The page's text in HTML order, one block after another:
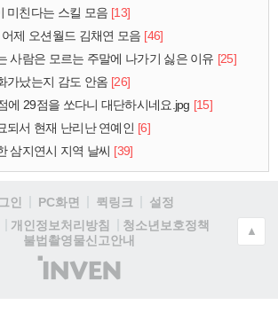
미친다는 스킬 모음 [13]
어제 오션월드 김채연 모음 [46]
사람은 모르는 주말에 나가기 싫은 이유 [25]
가났는지 감도 안옴 [26]
에 29점을 쏘다니 대단하시네요.jpg [15]
되서 현재 난리난 연예인 [6]
삼지연시 지역 날씨 [39]
인 PC화면 퀵링크
설정
개인정보처리방침
청소년보호정책
불법촬영물신고안내
(주)
인
▲